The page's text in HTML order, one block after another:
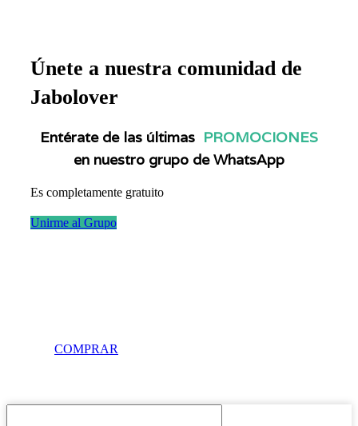
Únete a nuestra comunidad de
Jabolover
Entérate de las últimas PROMOCIONES
en nuestro grupo de WhatsApp
Es completamente gratuito
Unirme al Grupo
COMPRAR